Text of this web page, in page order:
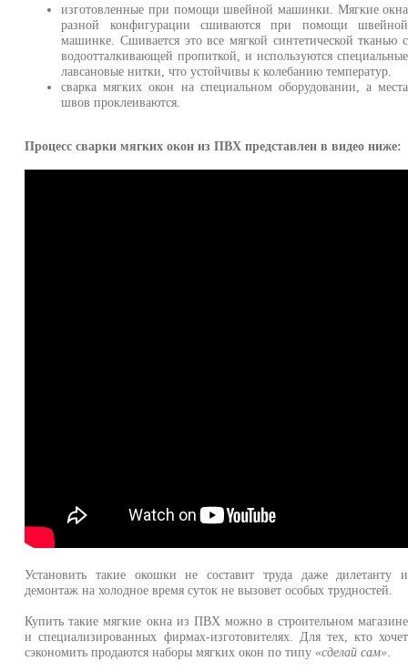
изготовленные при помощи швейной машинки. Мягкие окна
разной конфигурации сшиваются при помощи швейной
машинке. Сшивается это все мягкой синтетической тканью с
водоотталкивающей пропиткой, и используются специальные
лавсановые нитки, что устойчивы к колебанию температур.
сварка мягких окон на специальном оборудовании, а места
швов проклеиваются.
Процесс сварки мягких окон из ПВХ представлен в видео ниже:
Установить такие окошки не составит труда даже дилетанту и
демонтаж на холодное время суток не вызовет особых трудностей.
Купить такие мягкие окна из ПВХ можно в строительном магазине
и специализированных фирмах-изготовителях. Для тех, кто хочет
сэкономить продаются наборы мягких окон по типу «сделай сам»